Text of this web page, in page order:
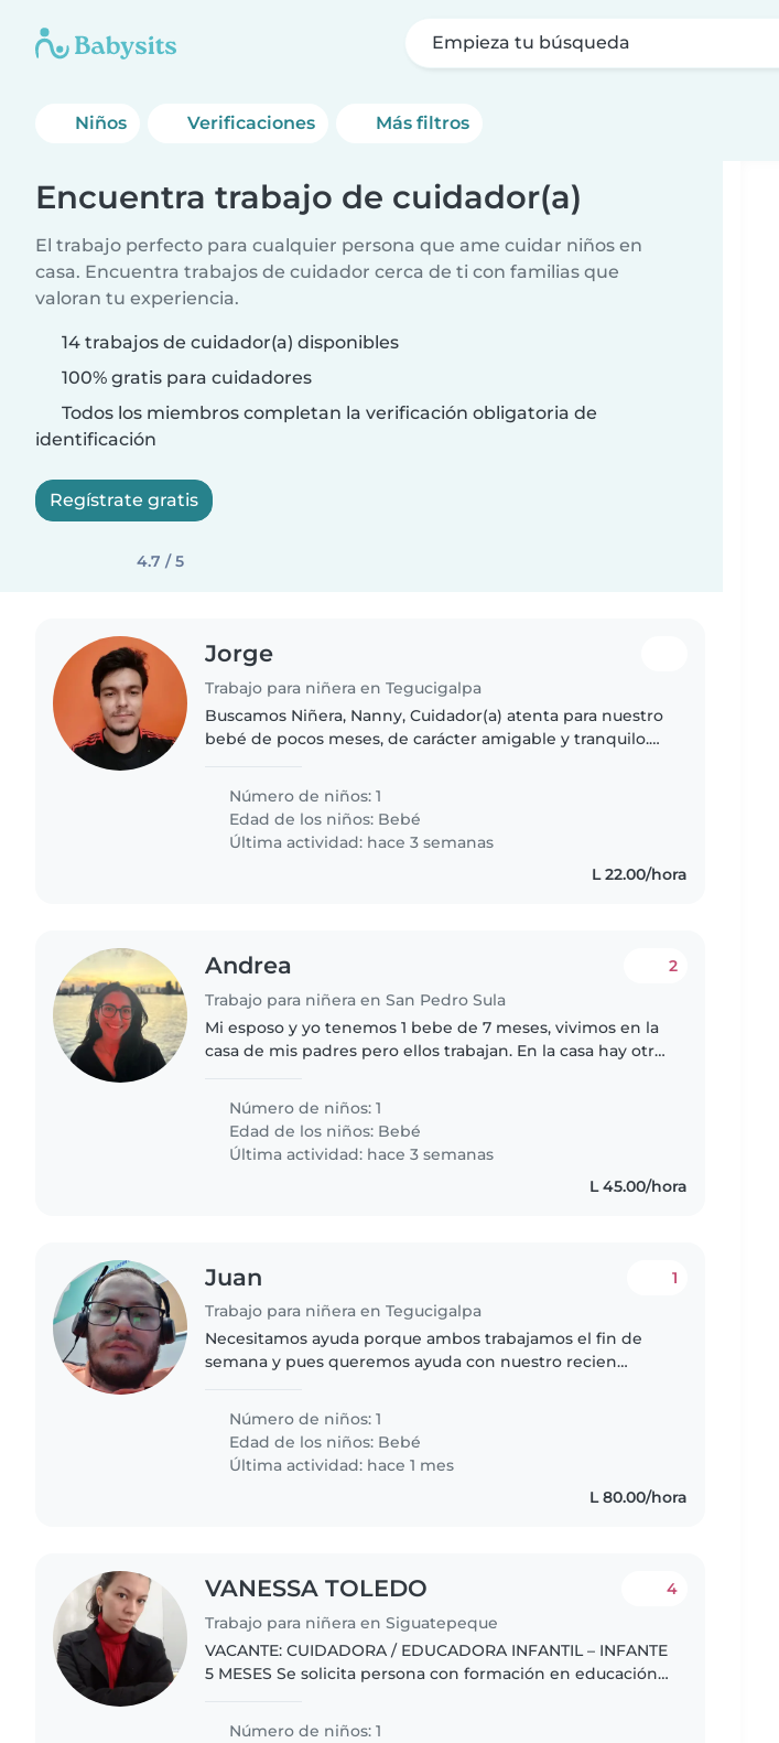
Empieza tu búsqueda
Niños Verificaciones Más filtros
Encuentra trabajo de cuidador(a)
El trabajo perfecto para cualquier persona que ame cuidar niños en
casa. Encuentra trabajos de cuidador cerca de ti con familias que
valoran tu experiencia.
14 trabajos de cuidador(a) disponibles
100% gratis para cuidadores
Todos los miembros completan la verificación obligatoria de
identificación
Regístrate gratis
4.7 / 5
Jorge
Trabajo para niñera en Tegucigalpa
Buscamos Niñera, Nanny, Cuidador(a) atenta para nuestro
bebé de pocos meses, de carácter amigable y tranquilo.
ambiente seguro.
Número de niños: 1
Edad de los niños: Bebé
Última actividad: hace 3 semanas
L 22.00/hora
Andrea
Trabajo para niñera en San Pedro Sula
2
Mi esposo y yo tenemos 1 bebe de 7 meses, vivimos en la
casa de mis padres pero ellos trabajan. En la casa hay otra
Número de niños: 1
Edad de los niños: Bebé
Última actividad: hace 3 semanas
L 45.00/hora
Juan
Trabajo para niñera en Tegucigalpa
1
Necesitamos ayuda porque ambos trabajamos el fin de
semana y pues queremos ayuda con nuestro recien
Número de niños: 1
Edad de los niños: Bebé
Última actividad: hace 1 mes
L 80.00/hora
VANESSA TOLEDO
Trabajo para niñera en Siguatepeque
4
VACANTE: CUIDADORA / EDUCADORA INFANTIL – INFANTE
5 MESES Se solicita persona con formación en educación
residencia en Siguatepeque..
Número de niños: 1